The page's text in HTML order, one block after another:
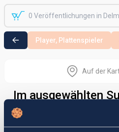
Player, Plattenspieler
Auf der
Im ausgewählten